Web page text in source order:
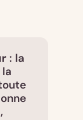
: la